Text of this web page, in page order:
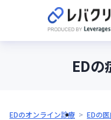
EDの
EDのオンライン診療 EDの